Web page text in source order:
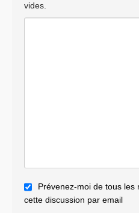
vides.
Prévenez-moi de tous
cette discussion par email